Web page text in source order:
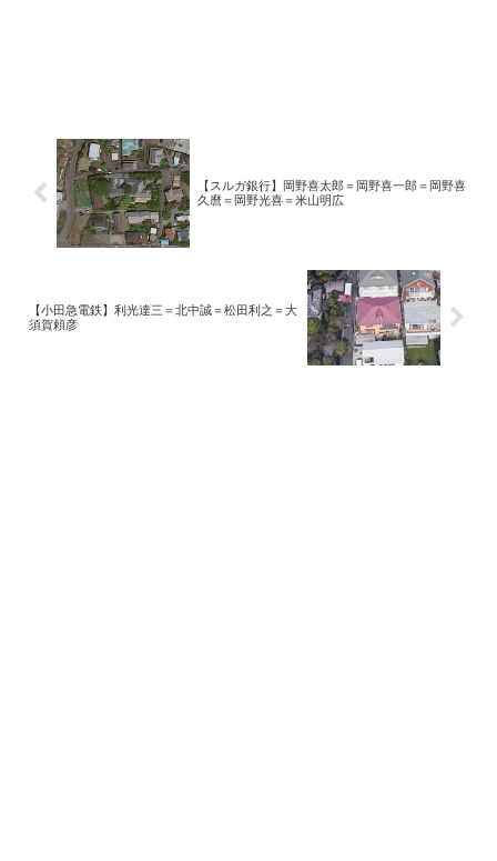
【スルガ銀行】岡野喜太郎＝岡野喜一郎＝岡野喜
久麿＝岡野光喜＝米山明広
【小田急電鉄】利光達三＝北中誠＝松田利之＝大
須賀頼彦